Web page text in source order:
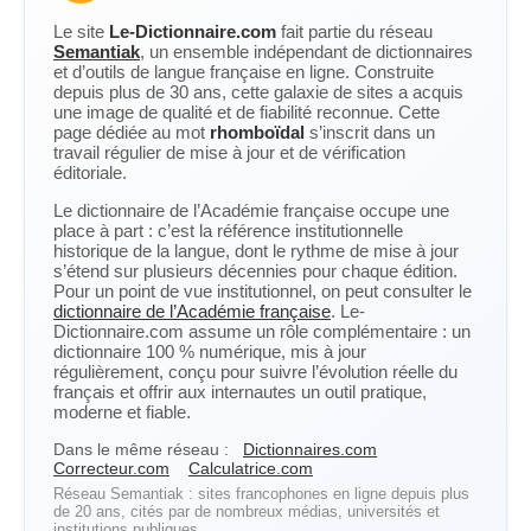
Le site Le-Dictionnaire.com fait partie du réseau
Semantiak, un ensemble indépendant de dictionnaires
et d’outils de langue française en ligne. Construite
depuis plus de 30 ans, cette galaxie de sites a acquis
une image de qualité et de fiabilité reconnue. Cette
page dédiée au mot rhomboïdal s’inscrit dans un
travail régulier de mise à jour et de vérification
éditoriale.
Le dictionnaire de l’Académie française occupe une
place à part : c’est la référence institutionnelle
historique de la langue, dont le rythme de mise à jour
s’étend sur plusieurs décennies pour chaque édition.
Pour un point de vue institutionnel, on peut consulter le
dictionnaire de l’Académie française. Le-
Dictionnaire.com assume un rôle complémentaire : un
dictionnaire 100 % numérique, mis à jour
régulièrement, conçu pour suivre l’évolution réelle du
français et offrir aux internautes un outil pratique,
moderne et fiable.
Dans le même réseau :
Dictionnaires.com
Correcteur.com
Calculatrice.com
Réseau Semantiak : sites francophones en ligne depuis plus
de 20 ans, cités par de nombreux médias, universités et